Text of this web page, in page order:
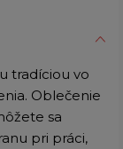
tradíciou vo
Oblečenie
sa
pri práci,